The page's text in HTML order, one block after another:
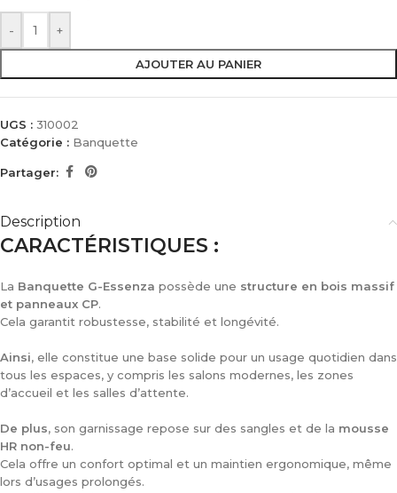
- +
AJOUTER AU PANIER
UGS : 310002
Catégorie : Banquette
Partager:
Description
CARACTÉRISTIQUES :
La Banquette G-Essenza possède une structure en bois massif
et panneaux CP.
Cela garantit robustesse, stabilité et longévité.
Ainsi, elle constitue une base solide pour un usage quotidien dans
tous les espaces, y compris les salons modernes, les zones
d’accueil et les salles d’attente.
De plus, son garnissage repose sur des sangles et de la mousse
HR non-feu.
Cela offre un confort optimal et un maintien ergonomique, même
lors d’usages prolongés.